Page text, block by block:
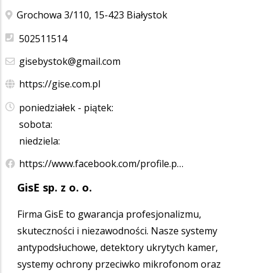
Grochowa 3/110, 15-423 Białystok
502511514
gisebystok@gmail.com
https://gise.com.pl
poniedziałek - piątek:
sobota:
niedziela:
https://www.facebook.com/profile.p…
GisE sp. z o. o.
Firma GisE to gwarancja profesjonalizmu,
skuteczności i niezawodności. Nasze systemy
antypodsłuchowe, detektory ukrytych kamer,
systemy ochrony przeciwko mikrofonom oraz